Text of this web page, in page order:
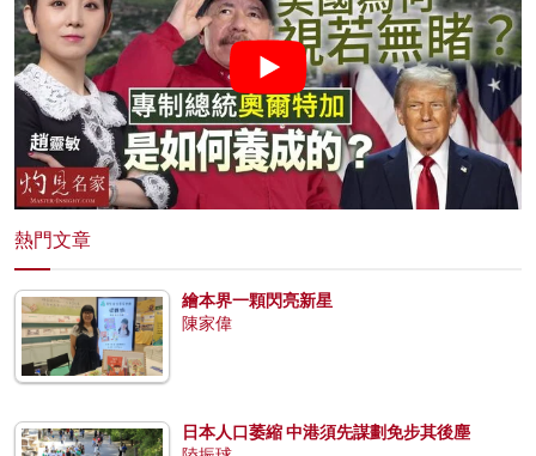
熱門文章
繪本界一顆閃亮新星
陳家偉
日本人口萎縮 中港須先謀劃免步其後塵